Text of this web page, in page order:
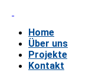
Home
Über uns
Projekte
Kontakt